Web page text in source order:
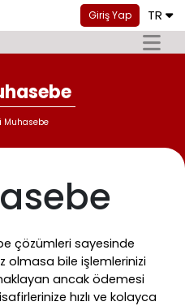
Giriş Yap TR
Muhasebe
çözümleri sayesinde
olmasa bile işlemlerinizi
ancak ödemesi
hızlı ve kolayca